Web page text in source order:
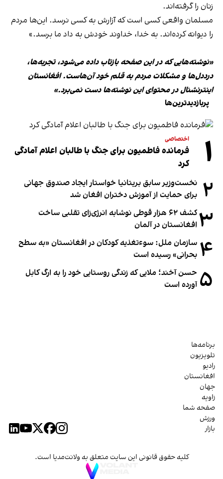
زنان را گرفته‌اند.
مسلمان واقعی کسی است که آزارش به کسی نرسد. این‌ها مردم
را دیوانه کرده‌اند. به خدا، خداوند خودش به داد ما برسد.»
«نوشته‌هایی که در این صفحه بازتاب داده می‌شود، تجربه‌ها،
درددل‌ها و مشکلات مردم به قلم خود آن‌هاست. افغانستان
اینترنشنال در محتوای این نوشته‌ها دست نمی‌برد.»
پربازدیدترین‌ها
۱ اختصاصی
فرمانده فاطمیون برای جنگ با طالبان اعلام آمادگی
کرد
۲ نخست‌وزیر سابق بریتانیا خواستار ایجاد صندوق جهانی
برای حمایت از آموزش دختران افغان شد
۳
کشف ۶۲ هزار قوطی نوشابه انرژی‌زای تقلبی ساخت
افغانستان در آلمان
۴ سازمان ملل: سوء‌تغذیه کودکان در افغانستان «به سطح
بحرانی» رسیده است
۵ حسن آخند؛ ملایی که زندگی روستایی خود را به ارگ کابل
آورده است
برنامه‌ها
تلویزیون
رادیو
افغانستان
جهان
زاویه
صفحه شما
ورزش
بازار
کلیه حقوق قانونی این سایت متعلق به ولانت‌مدیا است.